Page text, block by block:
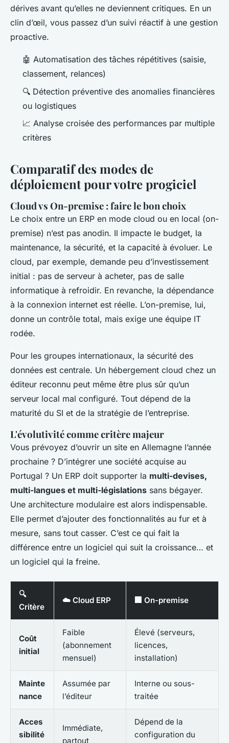
dérives avant qu’elles ne deviennent critiques. En un
clin d’œil, vous passez d’un suivi réactif à une gestion
proactive.
🤖 Automatisation des tâches répétitives (saisie,
classement, relances)
🔍 Détection préventive des anomalies financières
ou logistiques
📈 Analyse croisée des performances par multiple
critères
Comparatif des modes de
déploiement pour votre progiciel
Cloud vs On-premise : faire le bon choix
Le choix entre un ERP en mode cloud ou en local (on-
premise) n’est pas anodin. Il impacte le budget, la
maintenance, la sécurité, et la capacité à évoluer. Le
cloud, par exemple, demande peu d’investissement
initial : pas de serveur à acheter, pas de salle
informatique à refroidir. En revanche, la dépendance
à la connexion internet est réelle. L’on-premise, lui,
donne un contrôle total, mais exige une équipe IT
rodée.
Pour les groupes internationaux, la sécurité des
données est centrale. Un hébergement cloud chez un
éditeur reconnu peut même être plus sûr qu’un
serveur local mal configuré. Tout dépend de la
maturité du SI et de la stratégie de l’entreprise.
L'évolutivité comme critère majeur
Vous prévoyez d’ouvrir un site en Allemagne l’année
prochaine ? D’intégrer une société acquise au
Portugal ? Un ERP doit supporter la multi-devises,
multi-langues et multi-législations sans bégayer.
Une architecture modulaire est alors indispensable.
Elle permet d’ajouter des fonctionnalités au fur et à
mesure, sans tout casser. C’est ce qui fait la
différence entre un logiciel qui suit la croissance… et
un logiciel qui la freine.
🔍
Critère
☁️ Cloud ERP 🏢 On-premise
Coût
initial
Faible
(abonnement
mensuel)
Élevé (serveurs,
licences,
installation)
Mainte
nance
Assumée par
l’éditeur
Interne ou sous-
traitée
Acces
sibilité
Immédiate,
partout
Dépend de la
configuration du